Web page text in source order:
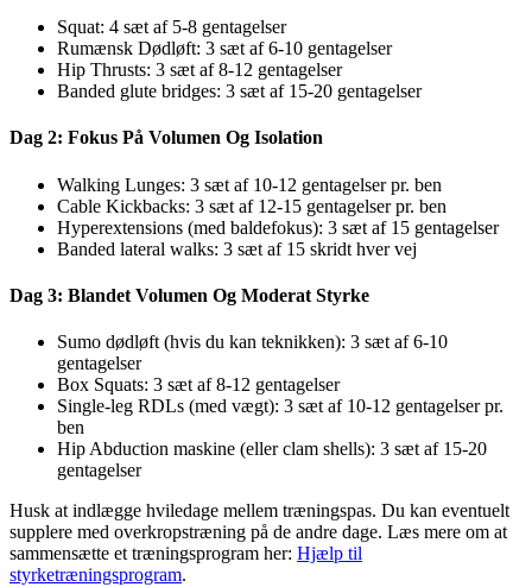
Squat: 4 sæt af 5-8 gentagelser
Rumænsk Dødløft: 3 sæt af 6-10 gentagelser
Hip Thrusts: 3 sæt af 8-12 gentagelser
Banded glute bridges: 3 sæt af 15-20 gentagelser
Dag 2: Fokus På Volumen Og Isolation
Walking Lunges: 3 sæt af 10-12 gentagelser pr. ben
Cable Kickbacks: 3 sæt af 12-15 gentagelser pr. ben
Hyperextensions (med baldefokus): 3 sæt af 15 gentagelser
Banded lateral walks: 3 sæt af 15 skridt hver vej
Dag 3: Blandet Volumen Og Moderat Styrke
Sumo dødløft (hvis du kan teknikken): 3 sæt af 6-10
gentagelser
Box Squats: 3 sæt af 8-12 gentagelser
Single-leg RDLs (med vægt): 3 sæt af 10-12 gentagelser pr.
ben
Hip Abduction maskine (eller clam shells): 3 sæt af 15-20
gentagelser
Husk at indlægge hviledage mellem træningspas. Du kan eventuelt
supplere med overkropstræning på de andre dage. Læs mere om at
sammensætte et træningsprogram her: Hjælp til
styrketræningsprogram.